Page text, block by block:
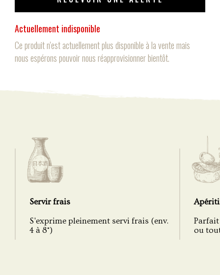
Actuellement indisponible
Ce produit n'est actuellement plus disponible à la vente mais
nous espérons pouvoir nous réapprovisionner bientôt.
Servir frais
S'exprime pleinement servi frais (env.
4 à 8°)
ou